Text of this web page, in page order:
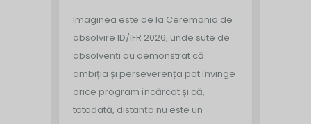
Imaginea este de la Ceremonia de
absolvire ID/IFR 2026, unde sute de
absolvenți au demonstrat că
ambiția și perseverența pot învinge
orice program încărcat și că,
totodată, distanța nu este un